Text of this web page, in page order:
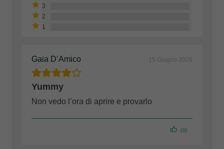
Gaia D’Amico 15 Giugno 2026
Yummy
Non vedo l’ora di aprire e provarlo
(0)